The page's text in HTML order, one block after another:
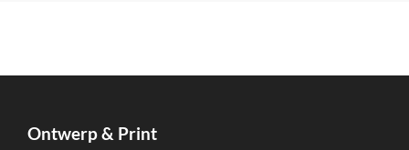
Ontwerp & Print